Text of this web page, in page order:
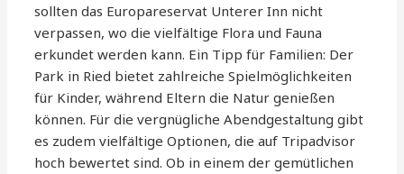
sollten das Europareservat Unterer Inn nicht
verpassen, wo die vielfältige Flora und Fauna
erkundet werden kann. Ein Tipp für Familien: Der
Park in Ried bietet zahlreiche Spielmöglichkeiten
für Kinder, während Eltern die Natur genießen
können. Für die vergnügliche Abendgestaltung gibt
es zudem vielfältige Optionen, die auf Tripadvisor
hoch bewertet sind. Ob in einem der gemütlichen